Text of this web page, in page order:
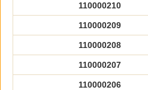
110000210
110000209
110000208
110000207
110000206